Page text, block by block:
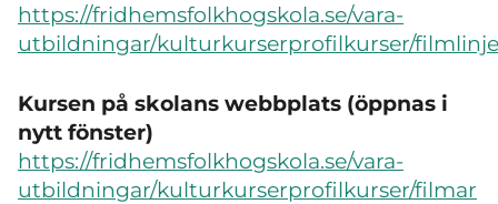
https://fridhemsfolkhogskola.se/vara-
utbildningar/kulturkurserprofilkurser/
Kursen på skolans webbplats (öppnas i
nytt fönster)
https://fridhemsfolkhogskola.se/vara-
utbildningar/kulturkurserprofilkurser/filmar